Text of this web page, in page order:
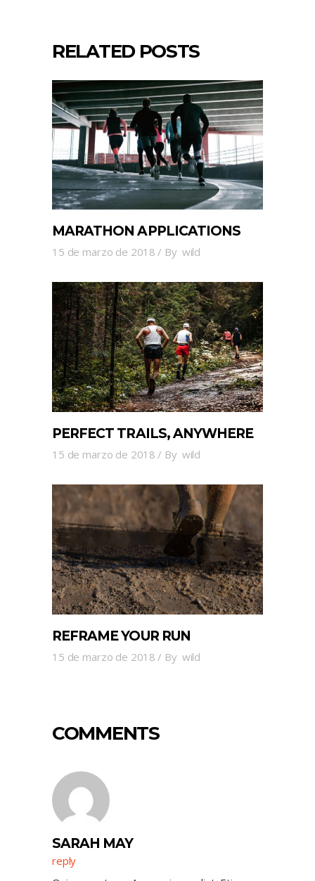
RELATED POSTS
MARATHON APPLICATIONS
15 de marzo de 2018 By wild
PERFECT TRAILS, ANYWHERE
15 de marzo de 2018 By wild
REFRAME YOUR RUN
15 de marzo de 2018 By wild
COMMENTS
SARAH MAY
reply